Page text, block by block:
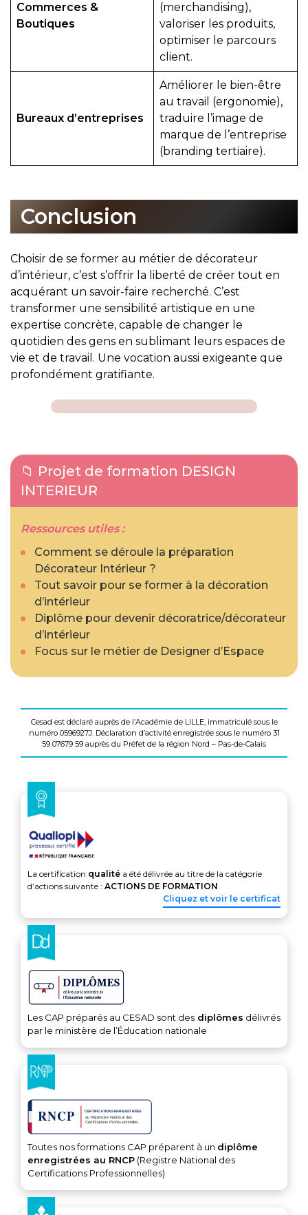
Commerces &
Boutiques
(merchandising),
valoriser les produits,
optimiser le parcours
client.
Bureaux d’entreprises
Améliorer le bien-être
au travail (ergonomie),
traduire l’image de
marque de l’entreprise
(branding tertiaire).
Conclusion
Choisir de se former au métier de décorateur
d’intérieur, c’est s’offrir la liberté de créer tout en
acquérant un savoir-faire recherché. C’est
transformer une sensibilité artistique en une
expertise concrète, capable de changer le
quotidien des gens en sublimant leurs espaces de
vie et de travail. Une vocation aussi exigeante que
profondément gratifiante.
📁 Projet de formation DESIGN
INTERIEUR
Ressources utiles :
Comment se déroule la préparation
Décorateur Intérieur ?
Tout savoir pour se former à la décoration
d’intérieur
Diplôme pour devenir décoratrice/décorateur
d’intérieur
Focus sur le métier de Designer d’Espace
Cesad est déclaré auprès de l’Académie de LILLE, immatriculé sous le
numéro 0596927J. Déclaration d’activité enregistrée sous le numéro 31
59 07679 59 auprès du Préfet de la région Nord – Pas-de-Calais
La certification qualité a été délivrée au titre de la catégorie
d’actions suivante : ACTIONS DE FORMATION
Cliquez et voir le certificat
Les CAP préparés au CESAD sont des diplômes délivrés
par le ministère de l’Éducation nationale
Toutes nos formations CAP préparent à un diplôme
enregistrées au RNCP (Registre National des
Certifications Professionnelles)